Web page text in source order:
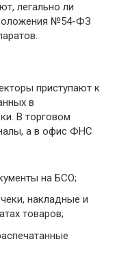
легально ли
№54-ФЗ
приступают к
в
В торговом
а в офис ФНС
на БСО;
накладные и
товаров;